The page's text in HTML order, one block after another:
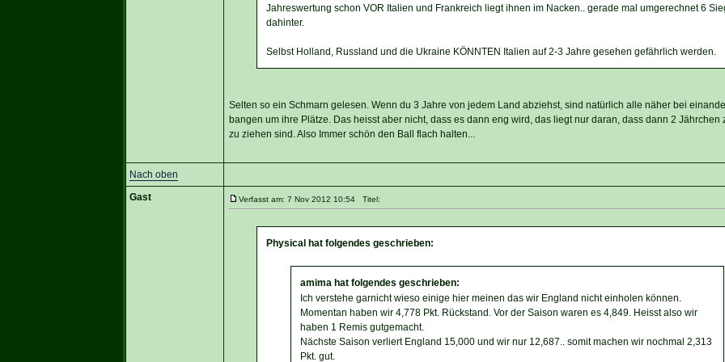
Jahreswertung schon VOR Italien und Frankreich liegt ihnen im Nacken.. gerade mal umgerechnet 6
dahinter.
Selbst Holland, Russland und die Ukraine KÖNNTEN Italien auf 2-3 Jahre gesehen gefährlich werden.
Selten so ein Schmarn gelesen. Wenn du 3 Jahre von jedem Land abziehst, sind natürlich alle näher bei
bangen um ihre Plätze. Das heisst aber nicht, dass es dann eng wird, das liegt nur daran, dass dann 2 Jährchen
zu ziehen sind. Also Immer schön den Ball flach halten...
Nach oben
Gast
Verfasst am: 7 Nov 2012 10:54 Titel:
Physical hat folgendes geschrieben:
amima hat folgendes geschrieben:
Ich verstehe garnicht wieso einige hier meinen das wir England nicht einholen können.
Momentan haben wir 4,778 Pkt. Rückstand. Vor der Saison waren es 4,849. Heisst also wir
haben 1 Remis gutgemacht.
Nächste Saison verliert England 15,000 und wir nur 12,687.. somit machen wir nochmal 2,313
Pkt. gut.